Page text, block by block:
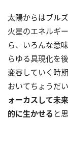
太陽からはブル
火星のエネルギ
ら、いろんな意
らゆる具現化を
変容していく時
おいてちょうだ
ォーカスして未
的に生かせる と